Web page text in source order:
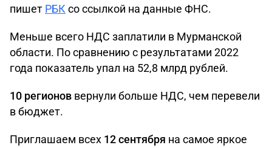
пишет РБК со ссылкой на данные ФНС.
Меньше всего НДС заплатили в Мурманской
области. По сравнению с результатами 2022
года показатель упал на 52,8 млрд рублей.
10 регионов вернули больше НДС, чем перевели
в бюджет.
Приглашаем всех 12 сентября на самое яркое